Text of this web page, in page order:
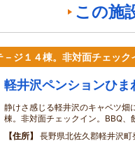
この施
ジ１４棟。非対面チェック
軽井沢ペンションひま
静けさ感じる軽井沢のキャベツ畑
棟。非対面チェックイン。BBQ、
住所
長野県北佐久郡軽井沢